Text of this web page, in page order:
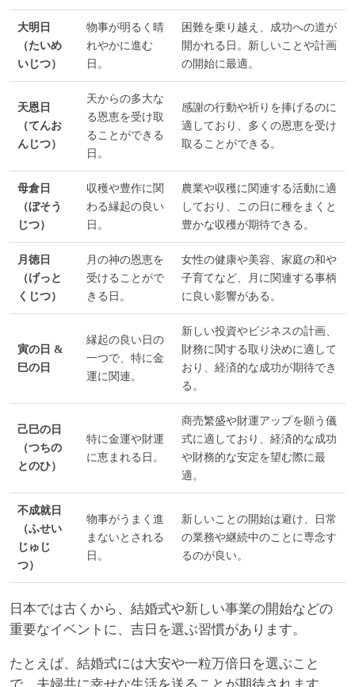
大明日
（たいめ
いじつ）
物事が明るく晴
れやかに進む
日。
困難を乗り越え、成功への道が
開かれる日。新しいことや計画
の開始に最適。
天恩日
（てんお
んじつ）
天からの多大な
る恩恵を受け取
ることができる
日。
感謝の行動や祈りを捧げるのに
適しており、多くの恩恵を受け
取ることができる。
母倉日
（ぼそう
じつ）
収穫や豊作に関
わる縁起の良い
日。
農業や収穫に関連する活動に適
しており、この日に種をまくと
豊かな収穫が期待できる。
月徳日
（げっと
くじつ）
月の神の恩恵を
受けることがで
きる日。
女性の健康や美容、家庭の和や
子育てなど、月に関連する事柄
に良い影響がある。
寅の日 &
巳の日
縁起の良い日の
一つで、特に金
運に関連。
新しい投資やビジネスの計画、
財務に関する取り決めに適して
おり、経済的な成功が期待でき
る。
己巳の日
（つちの
とのひ）
特に金運や財運
に恵まれる日。
商売繁盛や財運アップを願う儀
式に適しており、経済的な成功
や財務的な安定を望む際に最
適。
不成就日
（ふせい
じゅじ
つ）
物事がうまく進
まないとされる
日。
新しいことの開始は避け、日常
の業務や継続中のことに専念す
るのが良い。
日本では古くから、結婚式や新しい事業の開始などの
重要なイベントに、吉日を選ぶ習慣があります。
たとえば、結婚式には大安や一粒万倍日を選ぶこと